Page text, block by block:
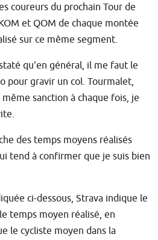
coureurs du prochain Tour de
et QOM de chaque montée
sur ce même segment.
qu'en général, il me faut le
pour gravir un col. Tourmalet,
sanction à chaque fois, je
des temps moyens réalisés
tend à confirmer que je suis bien
ci-dessous, Strava indique le
temps moyen réalisé, en
le cycliste moyen dans la